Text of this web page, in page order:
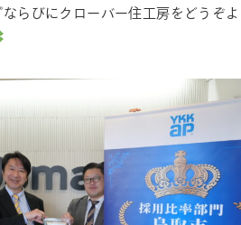
らびにクローバー住工房をどうぞよ